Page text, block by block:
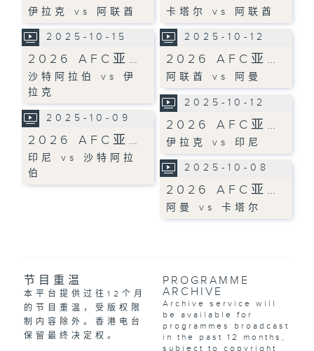
伊拉克 vs 阿联酋 卡塔尔 vs 阿联酋
2025-10-15
2026 AFC亚…
沙特阿拉伯 vs 伊
拉克
2025-10-12
2026 AFC亚…
阿联酋 vs 阿曼
2025-10-12
2026 AFC亚…
伊拉克 vs 印尼
2025-10-09
2026 AFC亚…
印尼 vs 沙特阿拉
伯
2025-10-08
2026 AFC亚…
阿曼 vs 卡塔尔
节目重温
本平台提供过往12个月
的节目重温，受版权限
制内容除外。香港电台
保留最终决定权。
PROGRAMME
ARCHIVE
Archive service will
be available for
programmes broadcast
in the past 12 months,
subject to copyright